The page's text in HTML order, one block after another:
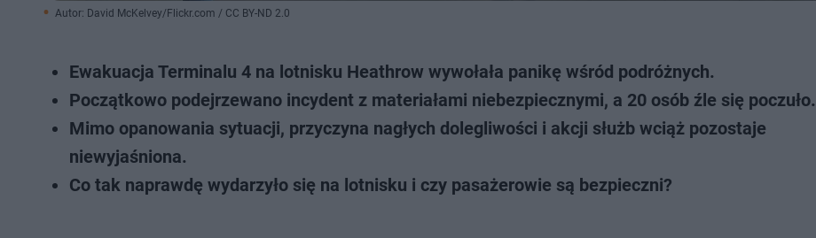
Autor: David McKelvey/Flickr.com / CC BY-ND 2.0
Ewakuacja Terminalu 4 na lotnisku Heathrow wywołała panikę wśród podróżnych.
Początkowo podejrzewano incydent z materiałami niebezpiecznymi, a 20 osób źle się poczuło.
Mimo opanowania sytuacji, przyczyna nagłych dolegliwości i akcji służb wciąż pozostaje
niewyjaśniona.
Co tak naprawdę wydarzyło się na lotnisku i czy pasażerowie są bezpieczni?